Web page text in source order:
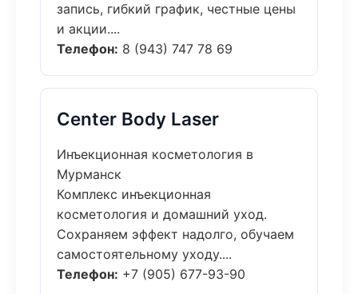
запись, гибкий график, честные цены
и акции....
Телефон: 8 (943) 747 78 69
Center Body Laser
Инъекционная косметология в
Мурманск
Комплекс инъекционная
косметология и домашний уход.
Сохраняем эффект надолго, обучаем
самостоятельному уходу....
Телефон: +7 (905) 677-93-90